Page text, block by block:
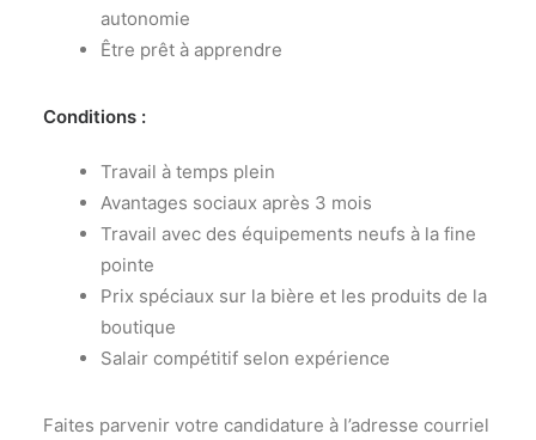
autonomie
Être prêt à apprendre
Conditions :
Travail à temps plein
Avantages sociaux après 3 mois
Travail avec des équipements neufs à la fine
pointe
Prix spéciaux sur la bière et les produits de la
boutique
Salair compétitif selon expérience
Faites parvenir votre candidature à l’adresse courriel